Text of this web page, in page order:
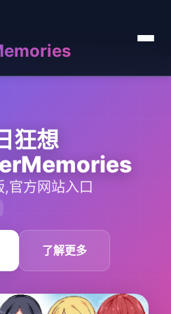
狂想
,官方网站入口
了解更多